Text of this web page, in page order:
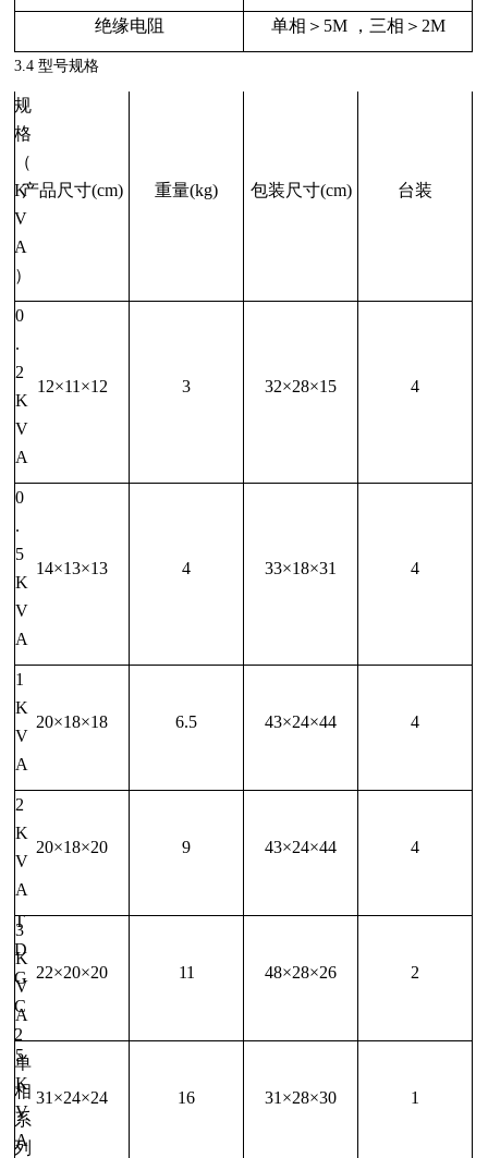
绝缘电阻 单相＞5M ，三相＞2M
3.4 型号规格
规
格
（
K
V
A
）
产品尺寸(cm) 重量(kg) 包装尺寸(cm) 台装
T
D
G
C
2
单
相
系
列
0
.
2
K
V
A
12×11×12 3 32×28×15 4
0
.
5
K
V
A
14×13×13 4 33×18×31 4
1
K
V
A
20×18×18 6.5 43×24×44 4
2
K
V
A
20×18×20 9 43×24×44 4
3
K
V
A
22×20×20 11 48×28×26 2
5
K
V
A
31×24×24 16 31×28×30 1